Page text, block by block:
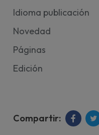
Idioma publicación
Novedad
Páginas
Edición